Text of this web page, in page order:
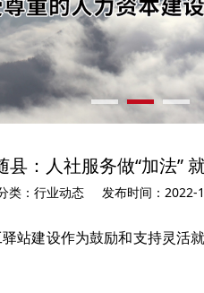
县：人社服务做“加法”
类：行业动态 发布时间：2022-
站建设作为鼓励和支持灵活